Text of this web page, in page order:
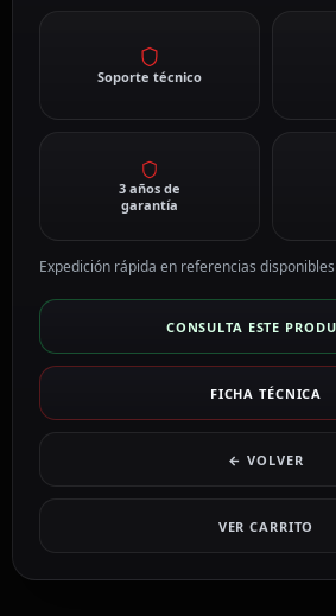
Soporte técnico
3 años de
garantía
Expedición rápida en referencias disponibles
CONSULTA ESTE
FICHA TÉCNICA
← VOLVER
VER CARRITO